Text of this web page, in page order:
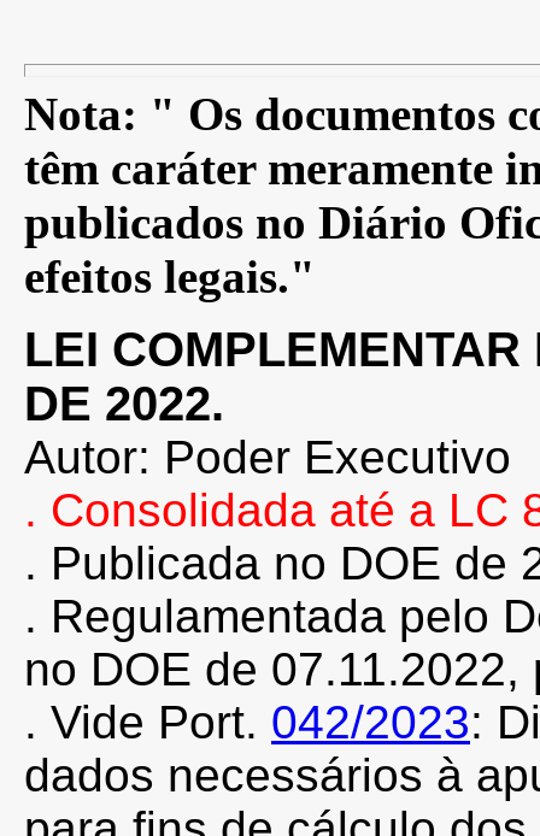
Nota: " Os documentos
têm caráter meramente
publicados no Diário
efeitos legais."
LEI COMPLEMENTAR
DE 2022.
Autor: Poder Executivo
. Consolidada até a LC
. Publicada no DOE de
. Regulamentada pelo
no DOE de 07.11.2022,
. Vide Port. 042/2023:
dados necessários à